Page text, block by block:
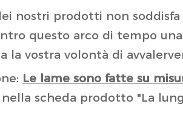
nostri prodotti non
questo arco di tempo
la vostra volontà di
Le lame sono fatte su
scheda prodotto "La